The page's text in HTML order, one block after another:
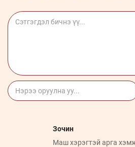
Зочин
Маш хэрэгтэй арга